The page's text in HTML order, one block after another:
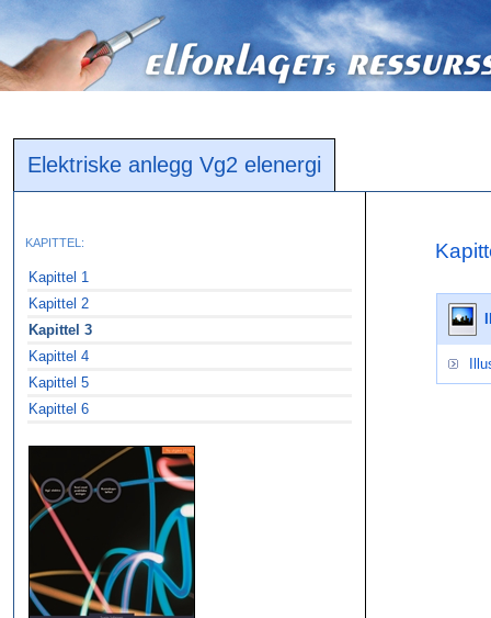
Elektriske anlegg Vg2 elenergi
KAPITTEL:
Kapittel 1
Kapittel 2
Kapittel 3
Kapittel 4
Kapittel 5
Kapittel 6